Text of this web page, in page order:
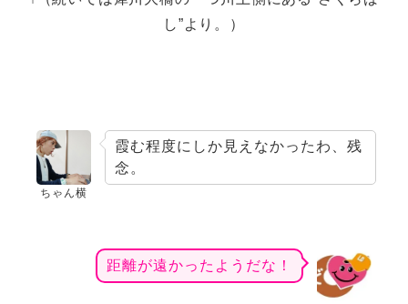
し”より。）
ちゃん横
霞む程度にしか見えなかったわ、残
念。
距離が遠かったようだな！